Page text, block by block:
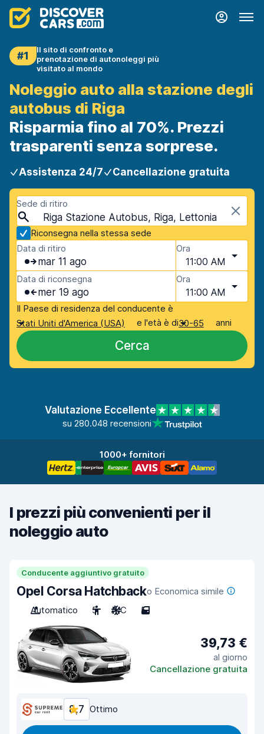
#1
Il sito di confronto e
prenotazione di autonoleggi più
visitato al mondo
Noleggio auto alla stazione degli
autobus di Riga
Risparmia fino al 70%. Prezzi
trasparenti senza sorprese.
Assistenza 24/7 Cancellazione gratuita
Sede di ritiro
Riga Stazione Autobus, Riga, Lettonia
Riconsegna nella stessa sede
Data di ritiro
mar 11 ago
Ora
11:00 AM
Data di riconsegna
mer 19 ago
Ora
11:00 AM
Il Paese di residenza del conducente è
Stati Uniti d'America (USA)
e l'età è di30-65 anni
Cerca
Valutazione Eccellente
su 280.048 recensioni
1000+ fornitori
I prezzi più convenienti per il
noleggio auto
Conducente aggiuntivo gratuito
Opel Corsa Hatchbacko Economica simile
Automatico
5 A/C 5
39,73 €
al giorno
Cancellazione gratuita
8,7 Ottimo